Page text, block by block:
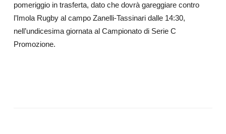
pomeriggio in trasferta, dato che dovrà gareggiare contro
l’Imola Rugby al campo Zanelli-Tassinari dalle 14:30,
nell’undicesima giornata al Campionato di Serie C
Promozione.